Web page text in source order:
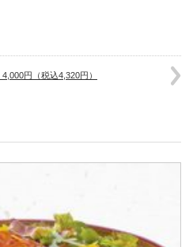
円（税込4,320円）